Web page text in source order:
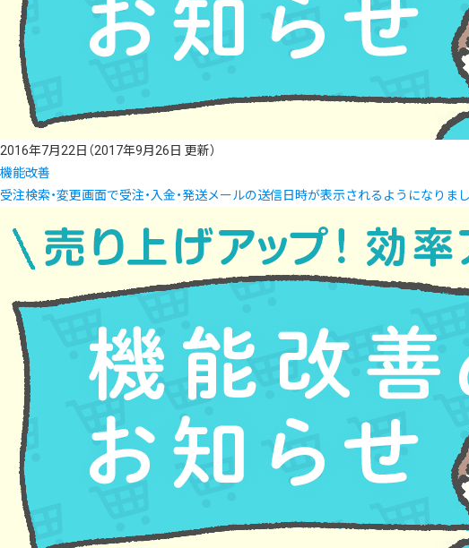
2016年7月22日 （2017年9月26日 更新）
機能改善
受注検索・変更画面で受注・入金・発送メールの送信日時が表示されるようになりま